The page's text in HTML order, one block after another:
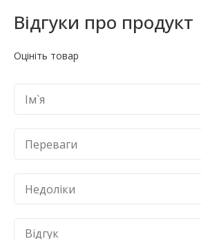
Відгуки про продукт
Оцініть товар